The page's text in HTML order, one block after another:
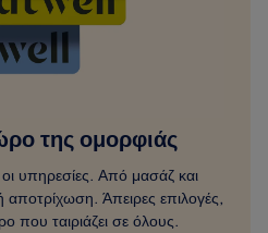
της ομορφιάς
υπηρεσίες. Από μασάζ και
αποτρίχωση. Άπειρες επιλογές,
που ταιριάζει σε όλους.